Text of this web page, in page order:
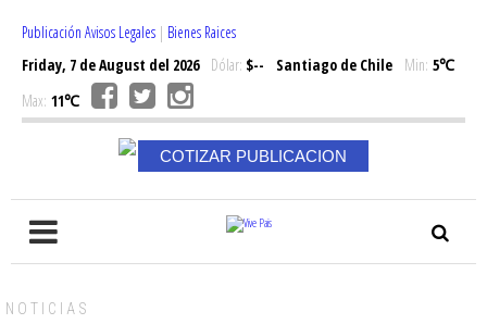
Publicación Avisos Legales | Bienes Raices
Friday, 7 de August del 2026Dólar: $-- Santiago de Chile Min: 5℃
Max: 11℃
COTIZAR PUBLICACION
NOTICIAS